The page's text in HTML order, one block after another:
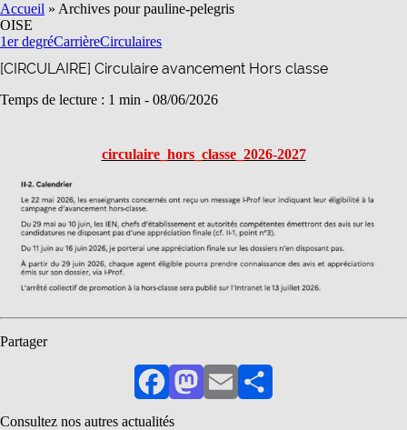
Accueil » Archives pour pauline-pelegris
OISE
1er degréCarrièreCirculaires
[CIRCULAIRE] Circulaire avancement Hors classe
Temps de lecture : 1 min - 08/06/2026
circulaire_hors_classe_2026-2027
Partager
FacebookMastodon
EmailPartager
Consultez nos autres actualités